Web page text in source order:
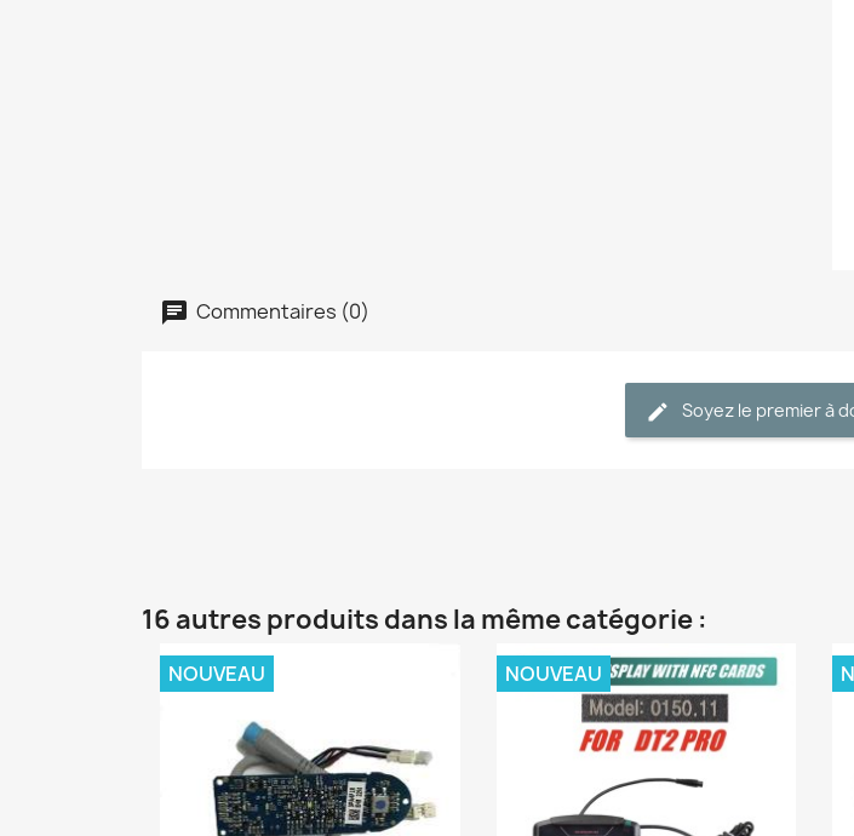
Commentaires (0)
Soyez le premier à
16 autres produits dans la même catégorie :
NOUVEAU NOUVEAU